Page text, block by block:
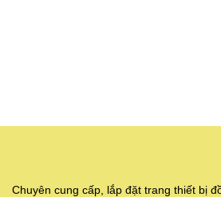
Chuyên cung cấp, lắp đặt trang thiết bị